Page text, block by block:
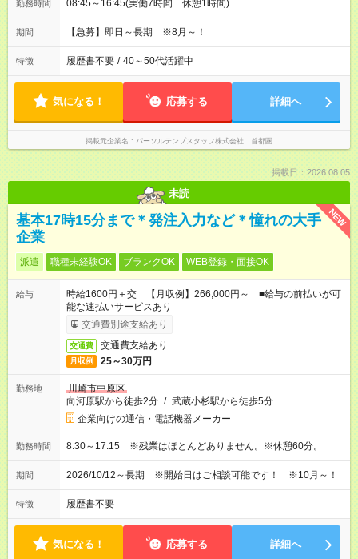
勤務時間 08:45～16:45(実働7時間 休憩1時間)
期間 【急募】即日～長期 ※8月～！
特徴 履歴書不要 / 40～50代活躍中
気になる！ 応募する 詳細へ
掲載元企業名 パーソルテンプスタッフ株式会社 首都圏
掲載日：2026.08.05
未読
NEW
基本17時15分まで＊発注入力など＊憧れの大手
企業
派遣 職種未経験OK ブランクOK WEB登録・面接OK
給与
時給1600円＋交 【月収例】266,000円～ ■給与の前払いが可
能な速払いサービスあり
交通費別途支給あり
交通費 交通費支給あり
月収例 25～30万円
勤務地
川崎市中原区
向河原駅から徒歩2分 / 武蔵小杉駅から徒歩5分
企業向けの通信・電話機器メーカー
勤務時間 8:30～17:15 ※残業はほとんどありません。※休憩60分。
期間 2026/10/12～長期 ※開始日はご相談可能です！ ※10月～！
特徴 履歴書不要
気になる！ 応募する 詳細へ